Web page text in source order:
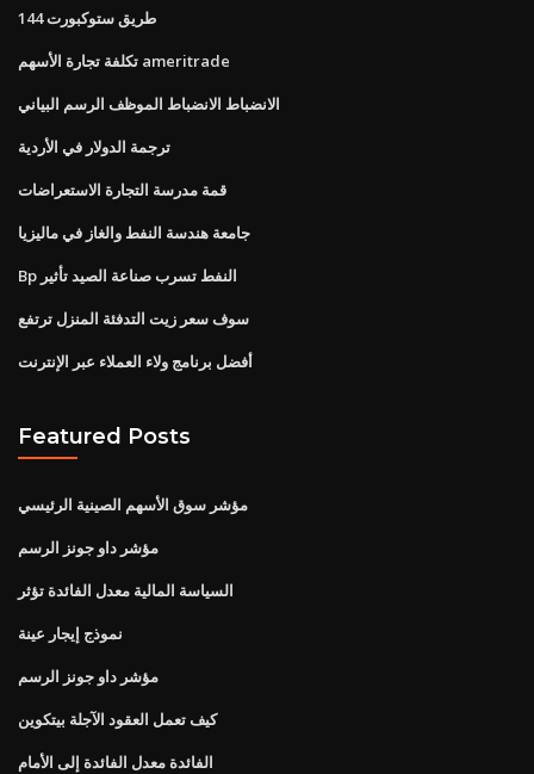
144 طريق ستوكبورت
تكلفة تجارة الأسهم ameritrade
الانضباط الانضباط الموظف الرسم البياني
ترجمة الدولار في الأردية
قمة مدرسة التجارة الاستعراضات
جامعة هندسة النفط والغاز في ماليزيا
Bp النفط تسرب صناعة الصيد تأثير
سوف سعر زيت التدفئة المنزل ترتفع
أفضل برنامج ولاء العملاء عبر الإنترنت
Featured Posts
مؤشر سوق الأسهم الصينية الرئيسي
مؤشر داو جونز الرسم
السياسة المالية معدل الفائدة تؤثر
نموذج إيجار عينة
مؤشر داو جونز الرسم
كيف تعمل العقود الآجلة بيتكوين
الفائدة معدل الفائدة إلى الأمام